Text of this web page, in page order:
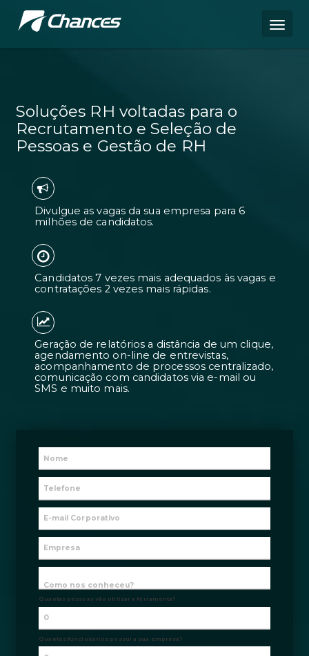
Soluções RH voltadas para o
Recrutamento e Seleção de
Pessoas e Gestão de RH
Divulgue as vagas da sua empresa
Candidatos 7 vezes mais adequados
contratações 2 vezes mais rápidas.
Geração de relatórios a distância de
agendamento on-line de
acompanhamento de processos
comunicação com candidatos via e-
SMS e muito mais.